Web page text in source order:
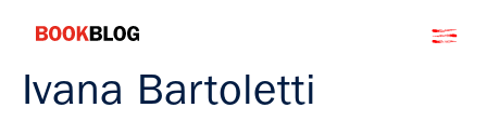
contenuto
Bookblog
Ivana Bartoletti